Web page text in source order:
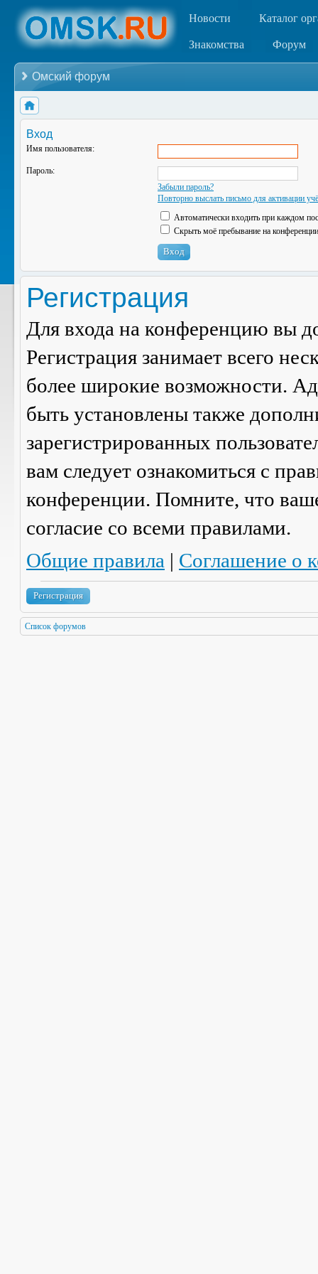
Новости Каталог
Знакомства Форум
Омский форум
Вход
Имя пользователя:
Пароль:
Забыли пароль?
Повторно выслать письмо для активации
Автоматически входить при каждом
Скрыть моё пребывание на
Регистрация
Для входа на конференцию вы
Регистрация занимает всего
более широкие возможности.
быть установлены также
зарегистрированных
вам следует ознакомиться с
конференции. Помните, что
согласие со всеми правилами.
Общие правила | Соглашение о
Регистрация
Список форумов